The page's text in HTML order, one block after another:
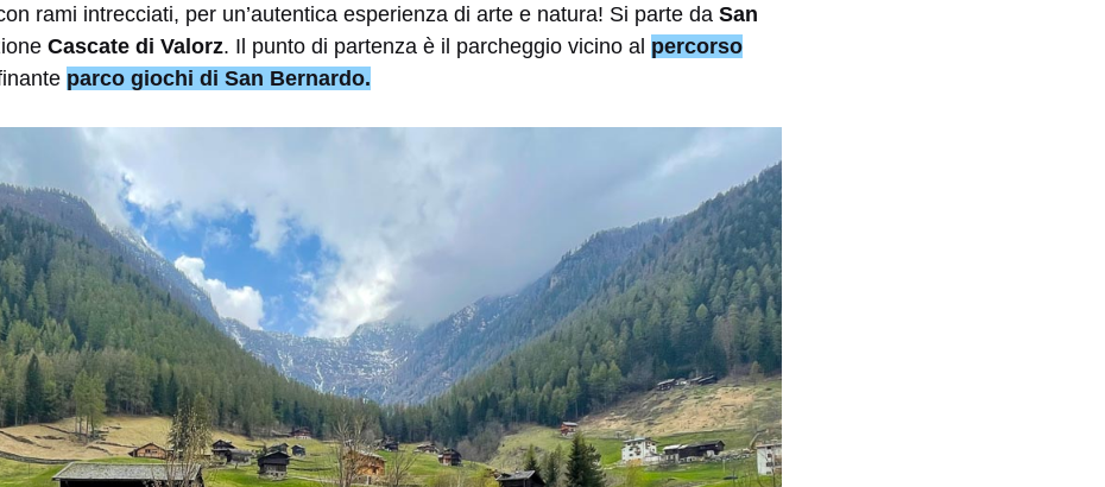
rami intrecciati, per un’autentica esperienza di arte e natura! Si parte da San
Cascate di Valorz. Il punto di partenza è il parcheggio vicino al percorso
parco giochi di San Bernardo.